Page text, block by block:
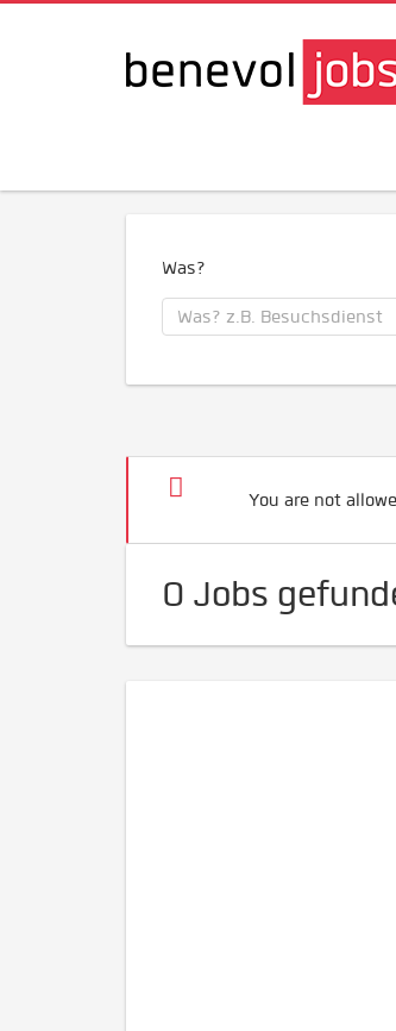
Was?
You are not
0 Jobs